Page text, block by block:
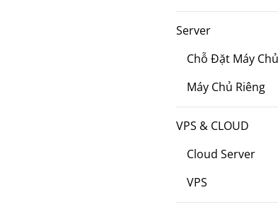
Server
Chỗ Đặt Máy Chủ
Máy Chủ Riêng
VPS & CLOUD
Cloud Server
VPS